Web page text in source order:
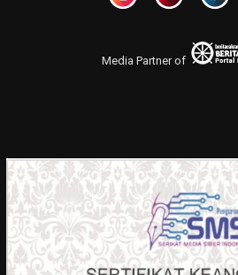
Media Partner of